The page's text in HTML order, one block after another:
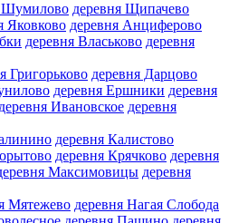
Шумилово деревня Щипачево
Яковково деревня Анциферово
деревня Власьково деревня
Григорьково деревня Дарцово
деревня Ершники деревня
деревня Ивановское деревня
деревня Калистово
деревня Крячково деревня
Максимовицы деревня
Мятежево деревня Нагая Слобода